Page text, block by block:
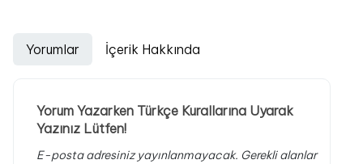
Yorumlar İçerik Hakkında
Yorum Yazarken Türkçe Kurallarına Uyarak
Yazınız Lütfen!
E-posta adresiniz yayınlanmayacak. Gerekli alanlar